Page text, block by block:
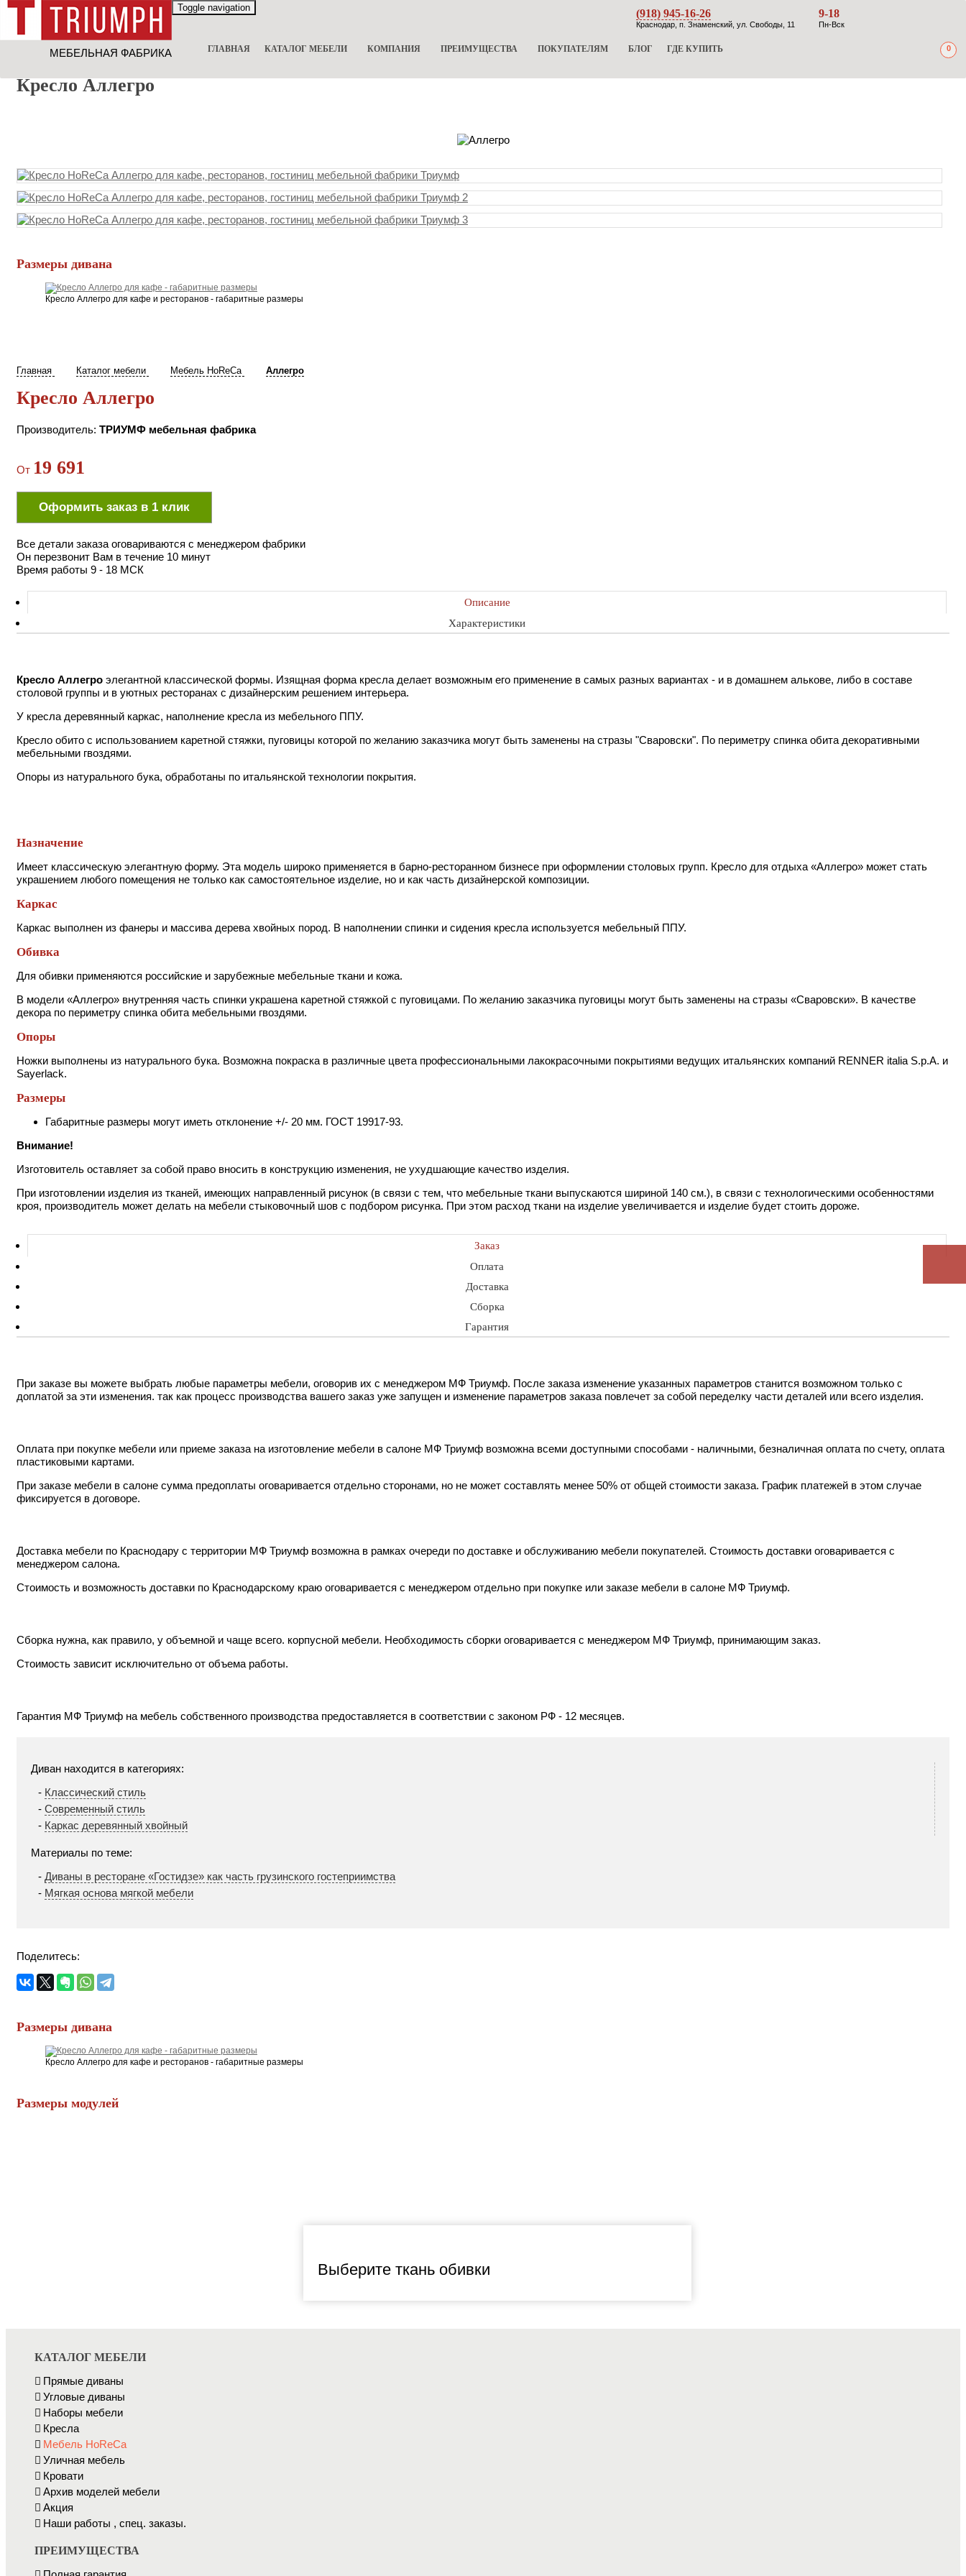
0
(918) 945-16-26
Краснодар, п. Знаменский, ул. Свободы, 11
9-18
Пн-Вск
Toggle navigation
ГЛАВНАЯ КАТАЛОГ МЕБЕЛИ КОМПАНИЯ ПРЕИМУЩЕСТВА ПОКУПАТЕЛЯМ БЛОГ ГДЕ КУПИТЬ
Кресло Аллегро
Размеры дивана
Кресло Аллегро для кафе и ресторанов - габаритные размеры
Главная Каталог мебели Мебель HоRеCа Аллегро
Кресло Аллегро
Производитель: ТРИУМФ мебельная фабрика
От 19 691
Оформить заказ в 1 клик
Все детали заказа оговариваются с менеджером фабрики
Он перезвонит Вам в течение 10 минут
Время работы 9 - 18 МСК
Описание
Характеристики
Кресло Аллегро элегантной классической формы. Изящная форма кресла делает возможным его применение в самых разных вариантах - и в домашнем алькове, либо в составе
столовой группы и в уютных ресторанах с дизайнерским решением интерьера.
У кресла деревянный каркас, наполнение кресла из мебельного ППУ.
Кресло обито с использованием каретной стяжки, пуговицы которой по желанию заказчика могут быть заменены на стразы "Сваровски". По периметру спинка обита декоративными
мебельными гвоздями.
Опоры из натурального бука, обработаны по итальянской технологии покрытия.
Назначение
Имеет классическую элегантную форму. Эта модель широко применяется в барно-ресторанном бизнесе при оформлении столовых групп. Кресло для отдыха «Аллегро» может стать
украшением любого помещения не только как самостоятельное изделие, но и как часть дизайнерской композиции.
Каркас
Каркас выполнен из фанеры и массива дерева хвойных пород. В наполнении спинки и сидения кресла используется мебельный ППУ.
Обивка
Для обивки применяются российские и зарубежные мебельные ткани и кожа.
В модели «Аллегро» внутренняя часть спинки украшена каретной стяжкой с пуговицами. По желанию заказчика пуговицы могут быть заменены на стразы «Сваровски». В качестве
декора по периметру спинка обита мебельными гвоздями.
Опоры
Ножки выполнены из натурального бука. Возможна покраска в различные цвета профессиональными лакокрасочными покрытиями ведущих итальянских компаний RENNER italia S.p.A. и
Sayerlack.
Размеры
Габаритные размеры могут иметь отклонение +/- 20 мм. ГОСТ 19917-93.
Внимание!
Изготовитель оставляет за собой право вносить в конструкцию изменения, не ухудшающие качество изделия.
При изготовлении изделия из тканей, имеющих направленный рисунок (в связи с тем, что мебельные ткани выпускаются шириной 140 см.), в связи с технологическими особенностями
кроя, производитель может делать на мебели стыковочный шов с подбором рисунка. При этом расход ткани на изделие увеличивается и изделие будет стоить дороже.
Заказ
Оплата
Доставка
Сборка
Гарантия
При заказе вы можете выбрать любые параметры мебели, оговорив их с менеджером МФ Триумф. После заказа изменение указанных параметров станится возможном только с
доплатой за эти изменения. так как процесс производства вашего заказ уже запущен и изменение параметров заказа повлечет за собой переделку части деталей или всего изделия.
Оплата при покупке мебели или приеме заказа на изготовление мебели в салоне МФ Триумф возможна всеми доступными способами - наличными, безналичная оплата по счету, оплата
пластиковыми картами.
При заказе мебели в салоне сумма предоплаты оговаривается отдельно сторонами, но не может составлять менее 50% от общей стоимости заказа. График платежей в этом случае
фиксируется в договоре.
Доставка мебели по Краснодару с территории МФ Триумф возможна в рамках очереди по доставке и обслуживанию мебели покупателей. Стоимость доставки оговаривается с
менеджером салона.
Стоимость и возможность доставки по Краснодарскому краю оговаривается с менеджером отдельно при покупке или заказе мебели в салоне МФ Триумф.
Сборка нужна, как правило, у объемной и чаще всего. корпусной мебели. Необходимость сборки оговаривается с менеджером МФ Триумф, принимающим заказ.
Стоимость зависит исключительно от объема работы.
Гарантия МФ Триумф на мебель собственного производства предоставляется в соответствии с законом РФ - 12 месяцев.
Диван находится в категориях:
Классический стиль
Современный стиль
Каркас деревянный хвойный
Материалы по теме:
Диваны в ресторане «Гостидзе» как часть грузинского гостеприимства
Мягкая основа мягкой мебели
Поделитесь:
Размеры дивана
Кресло Аллегро для кафе и ресторанов - габаритные размеры
Размеры модулей
Выберите ткань обивки
КАТАЛОГ МЕБЕЛИ
Прямые диваны
Угловые диваны
Наборы мебели
Кресла
Мебель HоRеCа
Уличная мебель
Кровати
Архив моделей мебели
Акция
Наши работы , спец. заказы.
ПРЕИМУЩЕСТВА